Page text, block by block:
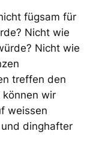
fügsam für
Nicht wie
Nicht wie
treffen den
können wir
weissen
dinghafter